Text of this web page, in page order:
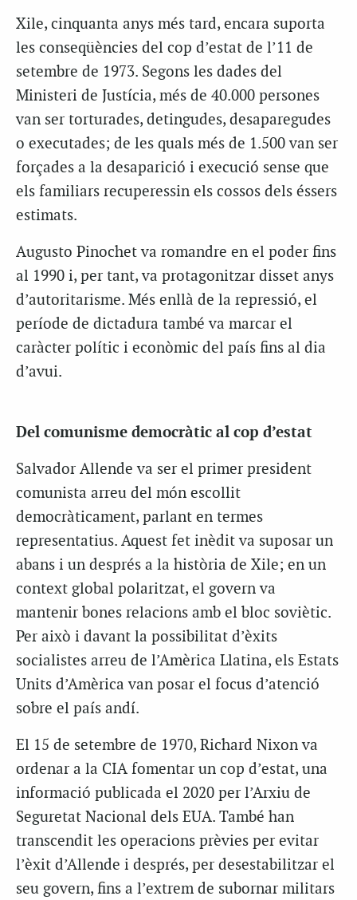
Xile, cinquanta anys més tard, encara suporta
les conseqüències del cop d’estat de l’11 de
setembre de 1973. Segons les dades del
Ministeri de Justícia, més de 40.000 persones
van ser torturades, detingudes, desaparegudes
o executades; de les quals més de 1.500 van ser
forçades a la desaparició i execució sense que
els familiars recuperessin els cossos dels éssers
estimats.
Augusto Pinochet va romandre en el poder fins
al 1990 i, per tant, va protagonitzar disset anys
d’autoritarisme. Més enllà de la repressió, el
període de dictadura també va marcar el
caràcter polític i econòmic del país fins al dia
d’avui.
Del comunisme democràtic al cop d’estat
Salvador Allende va ser el primer president
comunista arreu del món escollit
democràticament, parlant en termes
representatius. Aquest fet inèdit va suposar un
abans i un després a la història de Xile; en un
context global polaritzat, el govern va
mantenir bones relacions amb el bloc soviètic.
Per això i davant la possibilitat d’èxits
socialistes arreu de l’Amèrica Llatina, els Estats
Units d’Amèrica van posar el focus d’atenció
sobre el país andí.
El 15 de setembre de 1970, Richard Nixon va
ordenar a la CIA fomentar un cop d’estat, una
informació publicada el 2020 per l’Arxiu de
Seguretat Nacional dels EUA. També han
transcendit les operacions prèvies per evitar
l’èxit d’Allende i després, per desestabilitzar el
seu govern, fins a l’extrem de subornar militars